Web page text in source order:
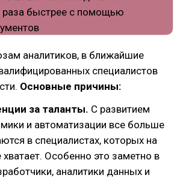
аналитиков, в ближайшие
специалистов
Основные причины:
за таланты. С развитием
и автоматизации все больше
в специалистах, которых на
Особенно это заметно в
аналитики данных и